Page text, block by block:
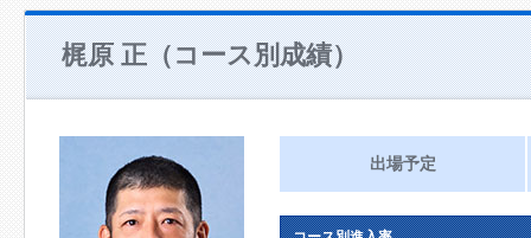
梶原 正（コース別成績）
出場予定